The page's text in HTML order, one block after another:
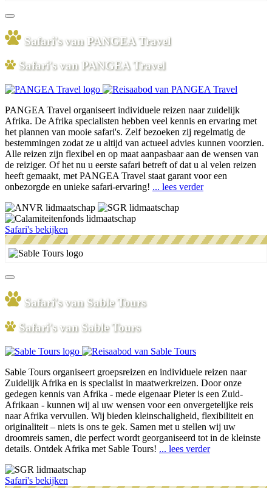
Safari's van PANGEA Travel
Safari's van PANGEA Travel
PANGEA Travel organiseert individuele reizen naar zuidelijk
Afrika. De Afrika specialisten hebben veel kennis en ervaring met
het plannen van mooie safari's. Zelf bezoeken zij regelmatig de
bestemmingen zodat ze u altijd van actueel advies kunnen voorzien.
Alle reizen zijn flexibel en op maat aanpasbaar aan de wensen van
de reiziger. Of het nu u eerste safari betreft of dat u al velen reizen
heeft gemaakt, met PANGEA Travel staat garant voor een
onbezorgde en unieke safari-ervaring! ... lees verder
Safari's bekijken
Safari's van Sable Tours
Safari's van Sable Tours
Sable Tours organiseert groepsreizen en individuele reizen naar
Zuidelijk Afrika en is specialist in maatwerkreizen. Door onze
gedegen kennis van Afrika - mede eigenaar Pieter is een Zuid-
Afrikaan - kunnen wij al uw wensen voor een onvergetelijke reis
naar Afrika vervullen. Wij bieden kleinschaligheid, flexibiliteit en
originaliteit – niets is ons te gek. Samen met u stellen wij uw
droomreis samen, die perfect wordt georganiseerd tot in de kleinste
details. Ontdek Afrika met Sable Tours! ... lees verder
Safari's bekijken